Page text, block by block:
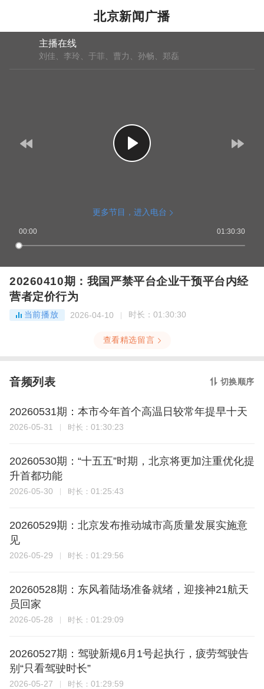
北京新闻广播
主播在线
刘佳、李玲、于菲、曹力、孙畅、郑磊
更多节目，进入电台
00:00 01:30:30
20260410期：我国严禁平台企业干预平台内经
营者定价行为
当前播放 2026-04-10 时长： 01:30:30
查看精选留言
音频列表 切换顺序
20260531期：本市今年首个高温日较常年提早十天
2026-05-31 时长： 01:30:23
20260530期：“十五五”时期，北京将更加注重优化提
升首都功能
2026-05-30 时长： 01:25:43
20260529期：北京发布推动城市高质量发展实施意
见
2026-05-29 时长： 01:29:56
20260528期：东风着陆场准备就绪，迎接神21航天
员回家
2026-05-28 时长： 01:29:09
20260527期：驾驶新规6月1号起执行，疲劳驾驶告
别“只看驾驶时长”
2026-05-27 时长： 01:29:59